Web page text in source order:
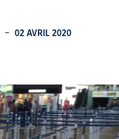
- 02 AVRIL 2020